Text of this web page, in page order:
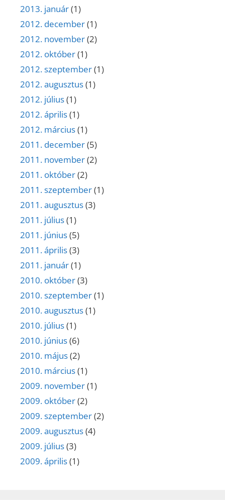
2013. január(1)
2012. december(1)
2012. november(2)
2012. október(1)
2012. szeptember(1)
2012. augusztus(1)
2012. július(1)
2012. április(1)
2012. március(1)
2011. december(5)
2011. november(2)
2011. október(2)
2011. szeptember(1)
2011. augusztus(3)
2011. július(1)
2011. június(5)
2011. április(3)
2011. január(1)
2010. október(3)
2010. szeptember(1)
2010. augusztus(1)
2010. július(1)
2010. június(6)
2010. május(2)
2010. március(1)
2009. november(1)
2009. október(2)
2009. szeptember(2)
2009. augusztus(4)
2009. július(3)
2009. április(1)